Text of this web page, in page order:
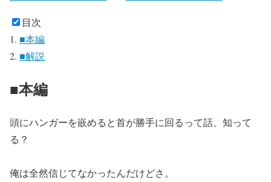
目次
■本編
■解説
■本編
頭にハンガーを嵌めると首が勝手に回るって話、知って
る？
俺は全然信じてなかったんだけどさ。